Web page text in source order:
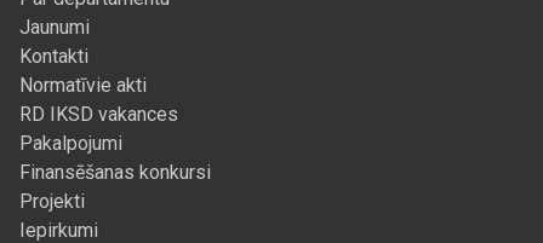
Jaunumi
Kontakti
Normatīvie akti
RD IKSD vakances
Pakalpojumi
Finansēšanas konkursi
Projekti
Iepirkumi